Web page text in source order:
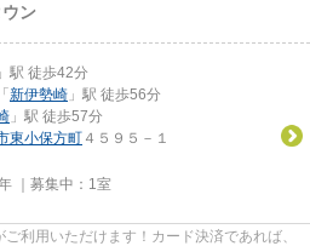
ン
」駅 徒歩42分
「 新伊勢崎 」駅 徒歩56分
」駅 徒歩57分
東小保方町 ４５９５－１
｜募集中： 1室
利用いただけます！カード決済であれば、